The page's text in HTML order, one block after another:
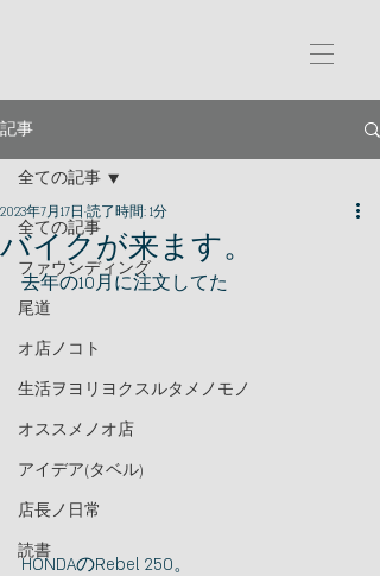
記事
全ての記事
ファウンディング
尾道
オ店ノコト
生活ヲヨリヨクスルタメノモノ
オススメノオ店
アイデア(タベル)
店長ノ日常
読書
全ての記事
バイクが来ます。
2023年7月17日 読了時間: 1分
去年の10月に注文してた
HONDAのRebel 250。